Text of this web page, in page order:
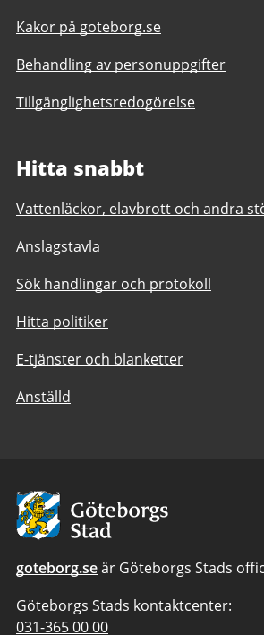
Kakor på goteborg.se
Behandling av personuppgifter
Tillgänglighetsredogörelse
Hitta snabbt
Vattenläckor, elavbrott och andra
Anslagstavla
Sök handlingar och protokoll
Hitta politiker
E-tjänster och blanketter
Anställd
Avsändare:
Göteborgs
Stad
goteborg.seär Göteborgs Stads
Göteborgs Stads kontaktcenter:
Telefonnummer
031-365 00 00